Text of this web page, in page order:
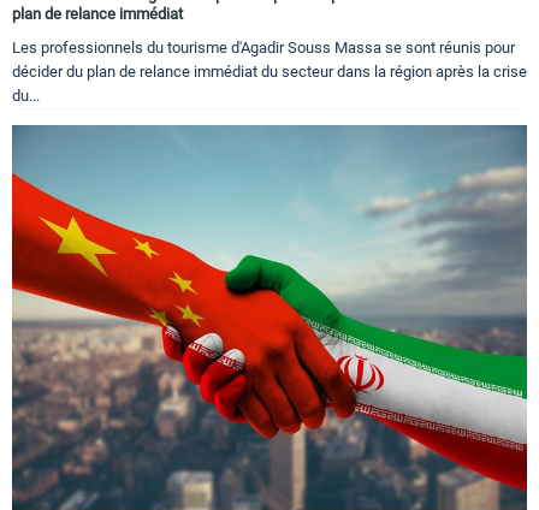
plan de relance immédiat
Les professionnels du tourisme d'Agadir Souss Massa se sont réunis pour
décider du plan de relance immédiat du secteur dans la région après la crise
du...